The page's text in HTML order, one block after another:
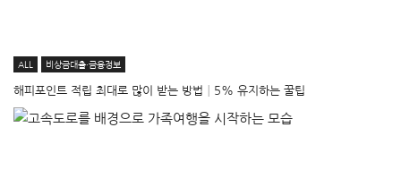
ALL 비상금대출·금융정보
해피포인트 적립 최대로 많이 받는 방법│5% 유지하는 꿀팁